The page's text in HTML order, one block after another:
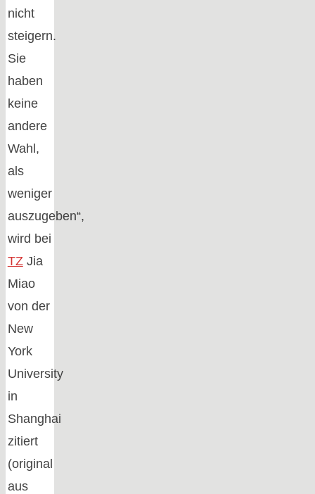
nicht
steigern.
Sie
haben
keine
andere
Wahl,
als
weniger
auszugeben“,
wird bei
TZJia
Miao
von der
New
York
University
in
Shanghai
zitiert
(original
aus